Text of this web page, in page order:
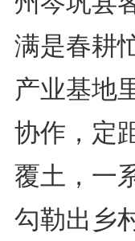
满是春耕
产业基地
协作，定
覆土，一
勾勒出乡